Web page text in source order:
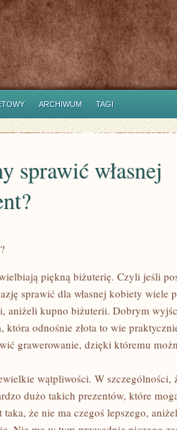
ARCHIWUM TAGI
sprawić własnej
piękną biżuterię. Czyli jeśli
sprawić dla własnej kobiety wiele
aniżeli kupno biżuterii. Dobrym
odnośnie złota to wie
grawerowanie, dzięki któremu
wątpliwości. W szczególności,
dużo takich prezentów, które
że nie ma czegoś lepszego,